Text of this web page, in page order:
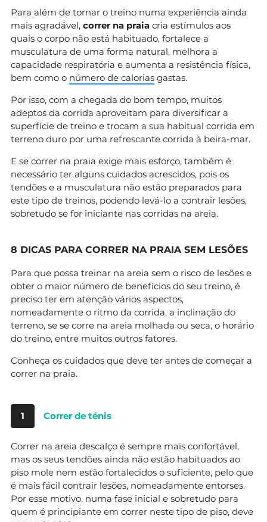
Para além de tornar o treino numa experiência ainda
mais agradável, correr na praia cria estímulos aos
quais o corpo não está habituado, fortalece a
musculatura de uma forma natural, melhora a
capacidade respiratória e aumenta a resistência física,
bem como o número de calorias gastas.
Por isso, com a chegada do bom tempo, muitos
adeptos da corrida aproveitam para diversificar a
superfície de treino e trocam a sua habitual corrida em
terreno duro por uma refrescante corrida à beira-mar.
E se correr na praia exige mais esforço, também é
necessário ter alguns cuidados acrescidos, pois os
tendões e a musculatura não estão preparados para
este tipo de treinos, podendo levá-lo a contrair lesões,
sobretudo se for iniciante nas corridas na areia.
8 DICAS PARA CORRER NA PRAIA SEM LESÕES
Para que possa treinar na areia sem o risco de lesões e
obter o maior número de benefícios do seu treino, é
preciso ter em atenção vários aspectos,
nomeadamente o ritmo da corrida, a inclinação do
terreno, se se corre na areia molhada ou seca, o horário
do treino, entre muitos outros fatores.
Conheça os cuidados que deve ter antes de começar a
correr na praia.
1 Correr de ténis
Correr na areia descalço é sempre mais confortável,
mas os seus tendões ainda não estão habituados ao
piso mole nem estão fortalecidos o suficiente, pelo que
é mais fácil contrair lesões, nomeadamente entorses.
Por esse motivo, numa fase inicial e sobretudo para
quem é principiante em correr neste tipo de piso, deve